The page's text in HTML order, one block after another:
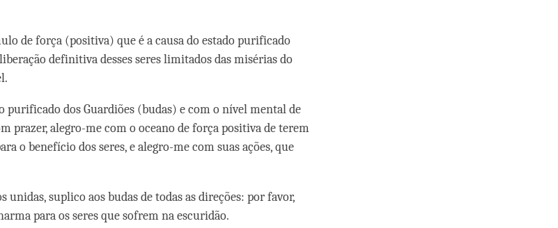
de força (positiva) que é a causa do estado purificado
definitiva desses seres limitados das misérias do
purificado dos Guardiões (budas) e com o nível mental de
prazer, alegro-me com o oceano de força positiva de terem
o benefício dos seres, e alegro-me com suas ações, que
unidas, suplico aos budas de todas as direções: por favor,
para os seres que sofrem na escuridão.